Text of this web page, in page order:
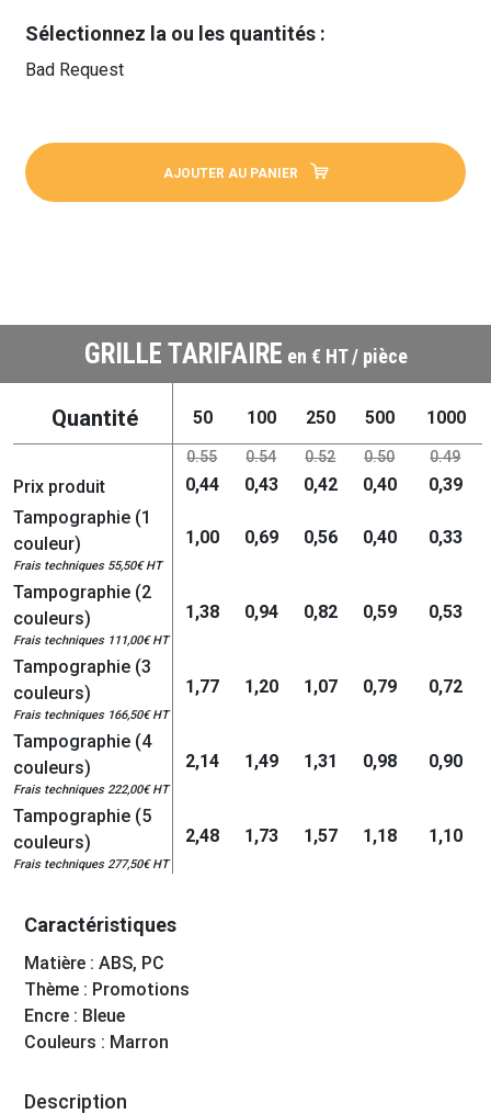
Sélectionnez la ou les quantités :
Bad Request
AJOUTER AU PANIER
GRILLE TARIFAIRE en € HT / pièce
Quantité 50 100 250 500 1000
0.55 0.54 0.52 0.50 0.49
Prix produit 0,44 0,43 0,42 0,40
0,39
Tampographie (1
couleur)
Frais techniques 55,50€ HT
1,00 0,69 0,56 0,40 0,33
Tampographie (2
couleurs)
Frais techniques 111,00€ HT
1,38 0,94 0,82 0,59 0,53
Tampographie (3
couleurs)
Frais techniques 166,50€ HT
1,77 1,20 1,07 0,79 0,72
Tampographie (4
couleurs)
Frais techniques 222,00€ HT
2,14 1,49 1,31 0,98 0,90
Tampographie (5
couleurs)
Frais techniques 277,50€ HT
2,48 1,73 1,57 1,18 1,10
Caractéristiques
Matière : ABS, PC
Thème : Promotions
Encre : Bleue
Couleurs : Marron
Description